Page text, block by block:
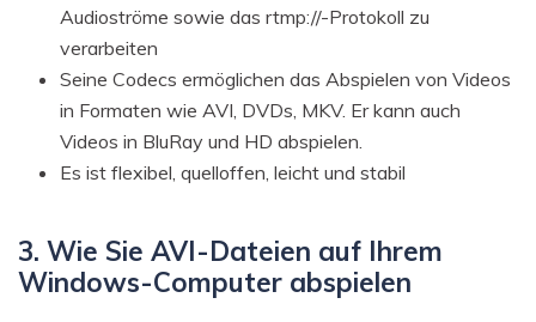
Audioströme sowie das rtmp://-Protokoll zu
verarbeiten
Seine Codecs ermöglichen das Abspielen von Videos
in Formaten wie AVI, DVDs, MKV. Er kann auch
Videos in BluRay und HD abspielen.
Es ist flexibel, quelloffen, leicht und stabil
3. Wie Sie AVI-Dateien auf Ihrem
Windows-Computer abspielen